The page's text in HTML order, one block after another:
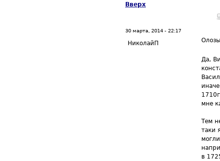
Вверх
30 марта, 2014 - 22:17
НиколайП Олозы
Да,
мне
Тем
таки
в